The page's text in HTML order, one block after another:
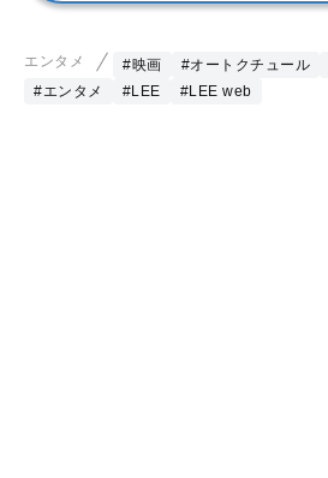
エンタメ #映画 #オートクチュール
#エンタメ
#LEE #LEE web